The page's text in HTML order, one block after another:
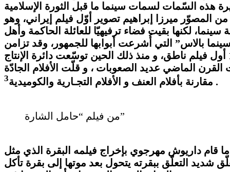
، ثمّ طلب من المصوّر ميرزا إبراهيم تصوير أوّل فيلم إيراني، وهو
الدين شاه أمام جهاز السينماتوغراف. وتمّ في عام 1904 افتتاح أوّل قاعة سينما، لكنها بقيت فضاء ترفيهيّا للعائلة الحاكمة وأهل
الخاصّة في القصر إلى حدود سنة 1930 تاريخ افتتاح قاعة: “سينما بالاس” التي أُشرعت أبوابها للجمهور، وقد تزامن
ذلك مع ظهور أوّل فيلم صامت يحمل عنوان: فتاة من محافظة لورستان لعبد الحسين سيدنتا، ثم ظهر سنة 1934 أول فيلم ناطق، و منذ ذلك الحين توسّعت دائرة الإنتاج
القرن الماضي عديد الصعوبات ، و قلّت الأفلام الجادّة
مقارنة بأفلام العنف و الأفلام التجـارية والكوميدية3 .
من فيلم “حامل الشارة”
قام داريوش مهرجوي بإخراج فيلمه البقرة الذي مثل
التعلّق ببقرته يتحول بعد موتها إلى بقرة تأكل